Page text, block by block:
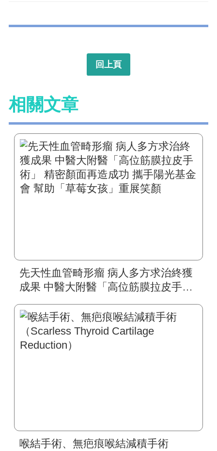
回上頁
相關文章
先天性血管畸形瘤 病人多方求治終獲
成果 中醫大附醫「高位筋膜拉皮手
會 幫助「草莓女孩」重展笑顏
喉結手術、無疤痕喉結減積手術